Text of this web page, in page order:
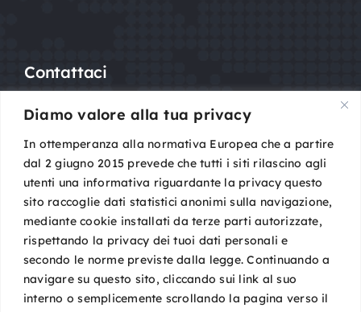
Diamo valore alla tua privacy
In ottemperanza alla normativa Europea che a partire
dal 2 giugno 2015 prevede che tutti i siti rilascino agli
utenti una informativa riguardante la privacy questo
sito raccoglie dati statistici anonimi sulla navigazione,
mediante cookie installati da terze parti autorizzate,
rispettando la privacy dei tuoi dati personali e
secondo le norme previste dalla legge. Continuando a
navigare su questo sito, cliccando sui link al suo
interno o semplicemente scrollando la pagina verso il
Contattaci
Mail:segreteria@sigot.org
PEC:
sigot@pec.it
c/o Planning Congressi,
Via Guelfa, 9
40138 Bologna
Cod. Fisc. 96081590588
P. IVA 02149801009